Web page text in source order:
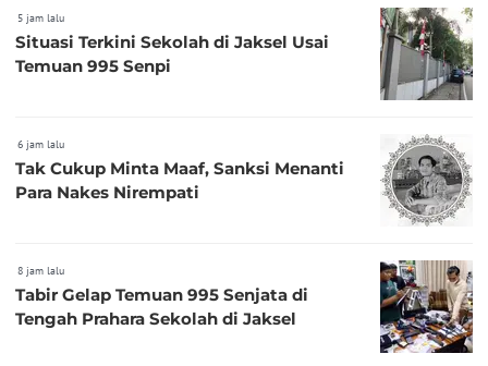
5 jam lalu
Situasi Terkini Sekolah di Jaksel Usai
Temuan 995 Senpi
6 jam lalu
Tak Cukup Minta Maaf, Sanksi Menanti
Para Nakes Nirempati
8 jam lalu
Tabir Gelap Temuan 995 Senjata di
Tengah Prahara Sekolah di Jaksel